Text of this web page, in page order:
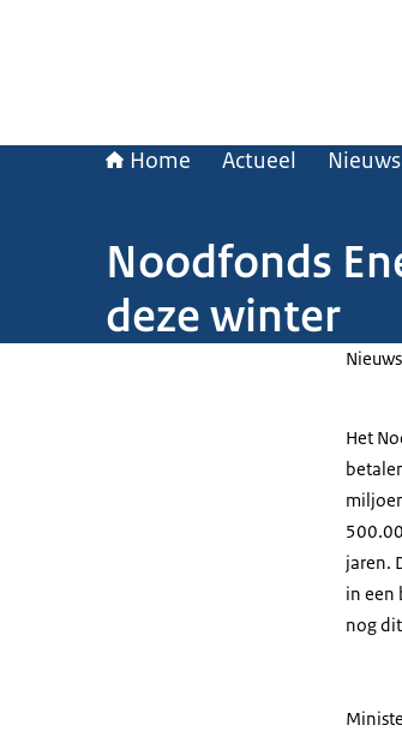
Home Actueel Nieuws
Noodfonds
deze winter
Het
jaren.
in een
nog